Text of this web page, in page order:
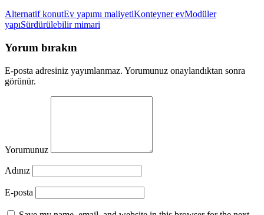
Alternatif konutEv yapımı maliyetiKonteyner evModüler
yapıSürdürülebilir mimari
Yorum bırakın
E-posta adresiniz yayımlanmaz. Yorumunuz onaylandıktan sonra
görünür.
Yorumunuz
Adınız
E-posta